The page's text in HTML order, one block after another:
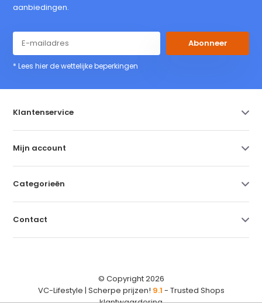
aanbiedingen.
Abonneer
* Lees hier de wettelijke beperkingen
Klantenservice
Mijn account
Categorieën
Contact
© Copyright 2026
VC-Lifestyle | Scherpe prijzen! 9.1 - Trusted Shops